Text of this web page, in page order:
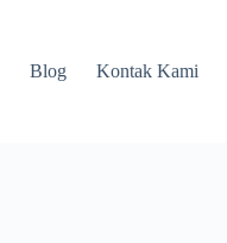
Blog Kontak Kami